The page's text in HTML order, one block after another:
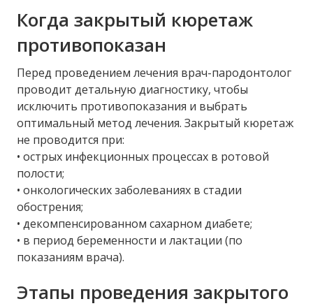
Когда закрытый кюретаж
противопоказан
Перед проведением лечения врач-пародонтолог
проводит детальную диагностику, чтобы
исключить противопоказания и выбрать
оптимальный метод лечения. Закрытый кюретаж
не проводится при:
• острых инфекционных процессах в ротовой
полости;
• онкологических заболеваниях в стадии
обострения;
• декомпенсированном сахарном диабете;
• в период беременности и лактации (по
показаниям врача).
Этапы проведения закрытого